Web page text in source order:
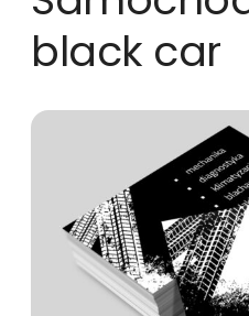
black car